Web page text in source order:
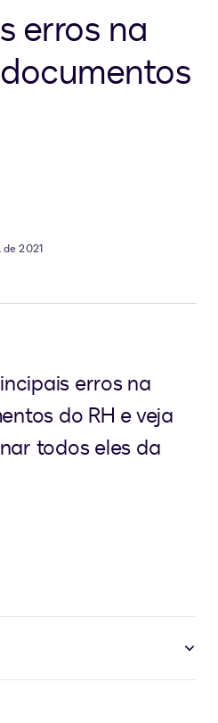
erros na
de 2021
erros na
do RH e veja
todos eles da